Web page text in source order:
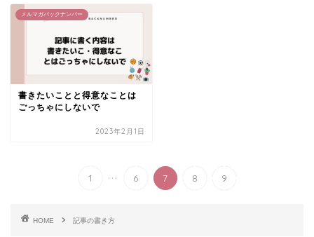
メルマガバックナンバー
書きたいことと得意なことは
ごっちゃにしないで
2023年2月1日
1 ... 6 7 8 9
HOME 記事の書き方